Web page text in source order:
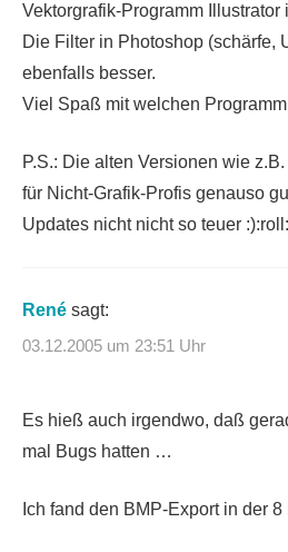
Vektorgrafik-Programm Illustrator
Die Filter in Photoshop (schärfe,
ebenfalls besser.
Viel Spaß mit welchen
P.S.: Die alten Versionen wie
für Nicht-Grafik-Profis genauso
Updates nicht nicht so teuer :):roll:
René sagt:
03.12.2005 um 23:51 Uhr
Es hieß auch irgendwo, daß
mal Bugs hatten …
Ich fand den BMP-Export in der